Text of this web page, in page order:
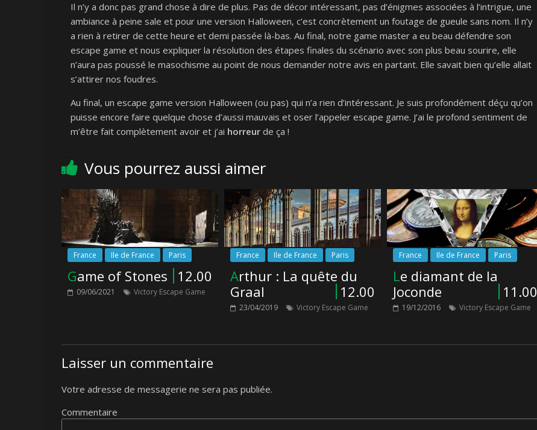
Il n’y a donc pas grand chose à dire de plus. Pas de décor intéressant, pas d’énigmes associées à l’intrigue, une
ambiance à peine sale et pour une version Halloween, c’est concrètement un foutage de gueule sans nom. Il n’y
a rien à retirer de cette heure et demi passée là-bas. Au final, notre game master a eu beau défendre son
escape game et nous expliquer la résolution des étapes finales du scénario avec son plus beau sourire, elle
n’aura pas poussé le masochisme au point de nous demander notre avis en partant. Elle savait bien qu’elle allait
s’attirer nos foudres.
Au final, un escape game version Halloween (ou pas) qui n’a rien d’intéressant. Je suis profondément déçu qu’on
puisse encore faire quelque chose d’aussi mauvais et oser l’appeler escape game. J’ai le profond sentiment de
m’être fait complètement avoir et j’ai horreur de ça !
Vous pourrez aussi aimer
France Ile de France Paris
Game of Stones 12.00
09/06/2021 Victory Escape Game
France Ile de France Paris
Arthur : La quête du
Graal
12.00
23/04/2019 Victory Escape Game
France Ile de France Paris
Le diamant de la
Joconde
11.00
19/12/2016 Victory Escape Game
Laisser un commentaire
Votre adresse de messagerie ne sera pas publiée.
Commentaire